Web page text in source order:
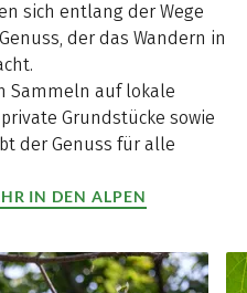
sich entlang der Wege
der das Wandern in
Sammeln auf lokale
Grundstücke sowie
der Genuss für alle
IN DEN ALPEN